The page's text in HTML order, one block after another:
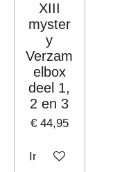
XIII
myster
y
Verzam
elbox
deel 1,
2 en 3
€ 44,95
In winkelwagen